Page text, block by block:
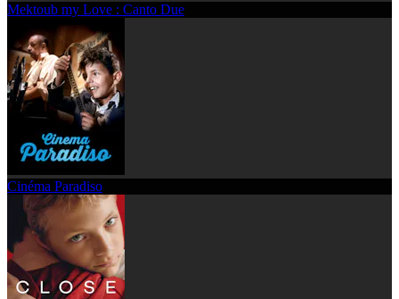
Mektoub my Love : Canto Due
Cinéma Paradiso